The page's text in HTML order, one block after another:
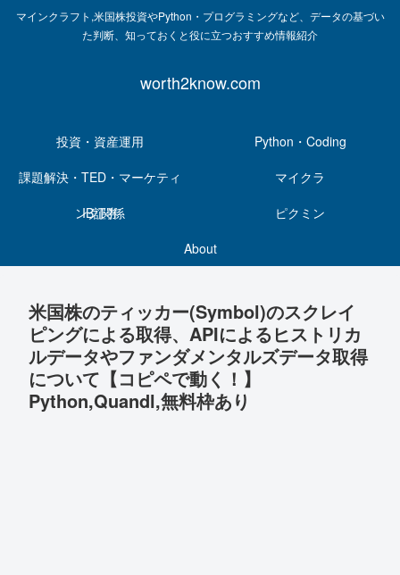
マインクラフト,米国株投資やPython・プログラミングなど、データの基づい
た判断、知っておくと役に立つおすすめ情報紹介
worth2know.com
投資・資産運用
Python・Coding
課題解決・TED・マーケティ
ング関係
マイクラ
IB証券
ピクミン
About
米国株のティッカー(Symbol)のスクレイ
ピングによる取得、APIによるヒストリカ
ルデータやファンダメンタルズデータ取得
について【コピペで動く！】
Python,Quandl,無料枠あり